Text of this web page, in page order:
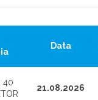
Data
40
21.08.2026